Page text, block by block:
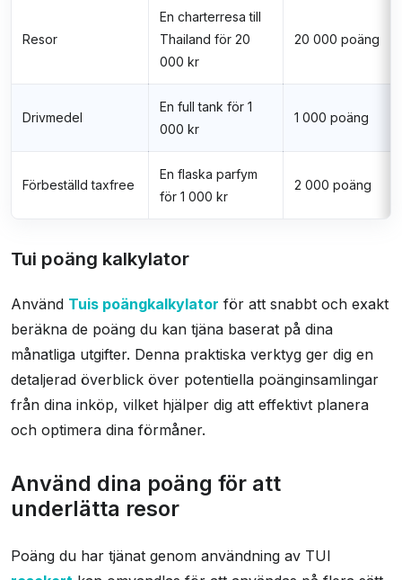
Resor
En charterresa till
Thailand för 20
000 kr
20 000 poäng
Drivmedel
En full tank för 1
000 kr
1 000 poäng
Förbeställd taxfree
En flaska parfym
för 1 000 kr
2 000 poäng
Tui poäng kalkylator
Använd Tuis poängkalkylator för att snabbt och exakt
beräkna de poäng du kan tjäna baserat på dina
månatliga utgifter. Denna praktiska verktyg ger dig en
detaljerad överblick över potentiella poänginsamlingar
från dina inköp, vilket hjälper dig att effektivt planera
och optimera dina förmåner.
Använd dina poäng för att
underlätta resor
Poäng du har tjänat genom användning av TUI